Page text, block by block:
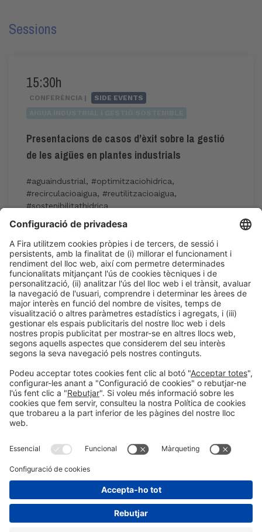
Sessions
15:30h
CONFERÈNCIA |
SIDE EVENTS
Presentacions de casos d’èxit sobre la gestió
de les aigües en plantes industrials
#aguaindustrial, #optimitzaciohidrica,
#recirculacioaigua, #reutilitzacioaigua,
#sostenibilitathidrica
Dc 3 15:30h - 17:30h
Industry Showcase
Inscripció a l'activitat durant l'acreditació a
Expoquimia
LLegir més
#EXPOQUIMIA2026
a les xarxes socials